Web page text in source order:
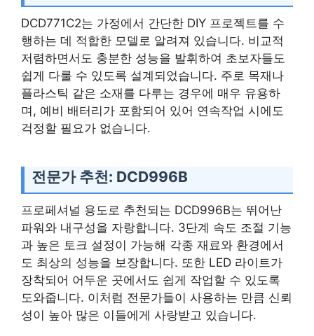
DCD771C2는 가정에서 간단한 DIY 프로젝트를 수
행하는 데 적합한 모델로 알려져 있습니다. 비교적
저렴하면서도 충분한 성능을 발휘하여 초보자들도
쉽게 다룰 수 있도록 설계되었습니다. 주로 목재나
플라스틱 같은 소재를 다루는 경우에 매우 유용하
며, 예비 배터리가 포함되어 있어 연속작업 시에도
걱정할 필요가 없습니다.
전문가 추천: DCD996B
프로페셔널 용도로 추천되는 DCD996B는 뛰어난
파워와 내구성을 자랑합니다. 3단계 속도 조절 기능
과 높은 토크 설정이 가능해 각종 재료와 환경에서
도 최상의 성능을 보장합니다. 또한 LED 라이트가
장착되어 어두운 곳에서도 쉽게 작업할 수 있도록
도와줍니다. 이처럼 전문가들이 사용하는 만큼 신뢰
성이 높아 많은 이들에게 사랑받고 있습니다.